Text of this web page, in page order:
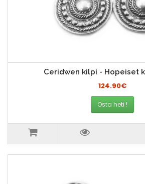
Ceridwen kilpi - Hopeiset
124.90€
Osta heti !